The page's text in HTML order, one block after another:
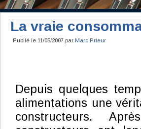
La vraie
Publié le 11/05/2007 par Marc Prieur
Depuis quelques
alimentations une
constructeurs.